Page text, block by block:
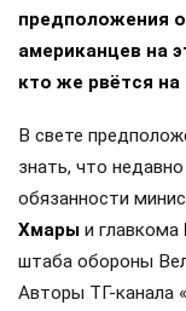
предположения
американцев на
кто же рвётся
В свете
знать, что
обязанности
Хмары и главкома
штаба обороны
Авторы ТГ-канала